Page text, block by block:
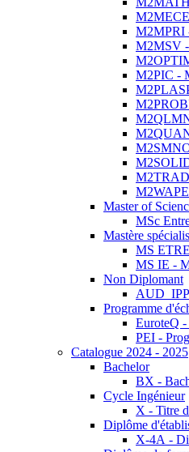
M2MPRI
M2MSV -
M2PIC -
Master of
MSc
Mastère
MS
MS IE -
Non Diplomant
Programme
EuroteQ
PEI -
Catalogue 2024 - 2025
Bachelor
BX -
Cycle Ingénieur
X - Titre
Diplôme
X-4A -